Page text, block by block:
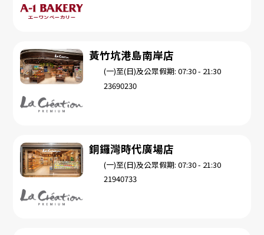
黃竹坑港島南岸店
(一)至(日)及公眾假期: 07:30 - 21:30
23690230
銅鑼灣時代廣場店
(一)至(日)及公眾假期: 07:30 - 21:30
21940733